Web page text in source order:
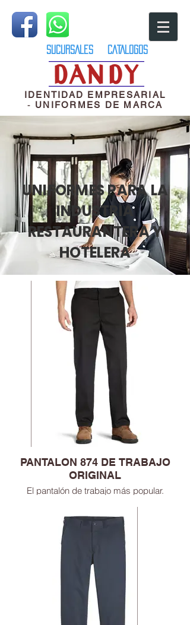
SUCURSALES CATALOGOS
IDENTIDAD EMPRESARIAL
- UNIFORMES DE MARCA
UNIFORMES PARA LA
INDUSTRIA
RESTAURANTERA Y
HOTELERA
PANTALON 874 DE TRABAJO
ORIGINAL
El pantalón de trabajo más popular.
Resiste a las arrugas
Repelente a las manchas
Pliegue central marcado
Distintivas presillas tipo túnel
Gabardina de 8.5 oz, 65% poliéster / 35%
algodón